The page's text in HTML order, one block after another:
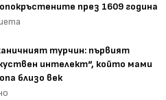
през 1609 година
турчин: първият
интелект“, който мами
близо век